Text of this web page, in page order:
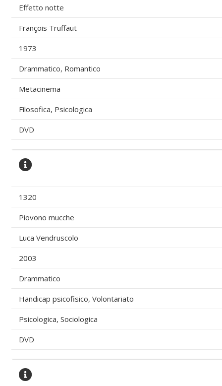
Effetto notte
François Truffaut
1973
Drammatico, Romantico
Metacinema
Filosofica, Psicologica
DVD
1320
Piovono mucche
Luca Vendruscolo
2003
Drammatico
Handicap psicofisico, Volontariato
Psicologica, Sociologica
DVD